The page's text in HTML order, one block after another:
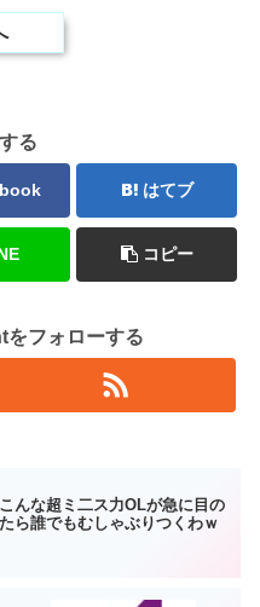
る
はてブ
コピー
フォローする
こんな超ミ二ス力OLが急に目の
ら誰でもむしゃぶりつくわｗ